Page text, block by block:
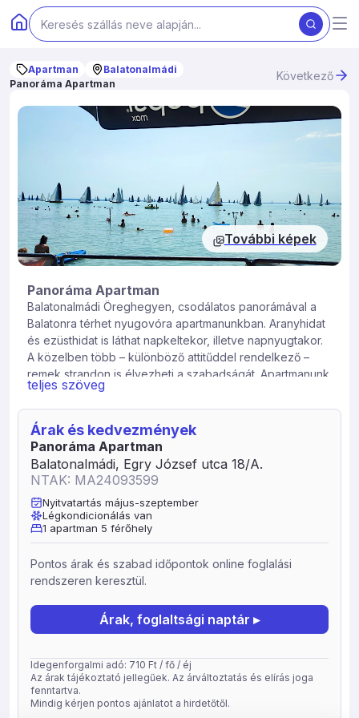
Apartman
Balatonalmádi
Panoráma Apartman
Következő
További képek
Panoráma Apartman
Balatonalmádi Öreghegyen, csodálatos panorámával a
Balatonra térhet nyugovóra apartmanunkban. Aranyhidat
és ezüsthidat is láthat napkeltekor, illetve napnyugtakor.
A közelben több – különböző attitűddel rendelkező –
remek strandon is élvezheti a szabadságát. Apartmanunk
kényelmes pihenést biztosít, de grillezésre,
bográcsozásra is lehetőség van. 10-15 perces kényelmes
sétával minden elérhető (strandok, éttermek, üzletek
stb.) Automata kapun keresztül, zárt parkolóban
hagyhatja gépjárművét. Szeretettel várjuk az északi part
egyik gyöngyszemében.
Extra szolgáltatások: napozóterasz, kerthelyiség,
grillezési lehetőség.
Bababarát szállás: bébiétel melegítési lehetőség,
A szállashely típusa: apartman
teljes szöveg
Árak és kedvezmények
Panoráma Apartman
Balatonalmádi, Egry József utca 18/A.
NTAK: MA24093599
Nyitvatartás május-szeptember
Légkondicionálás van
1 apartman 5 férőhely
Pontos árak és szabad időpontok online foglalási
rendszeren keresztül.
Árak, foglaltsági naptár ▸
Idegenforgalmi adó: 710 Ft / fő / éj
Az árak tájékoztató jellegűek. Az árváltoztatás és elírás joga
fenntartva.
Mindig kérjen pontos ajánlatot a hirdetőtől.